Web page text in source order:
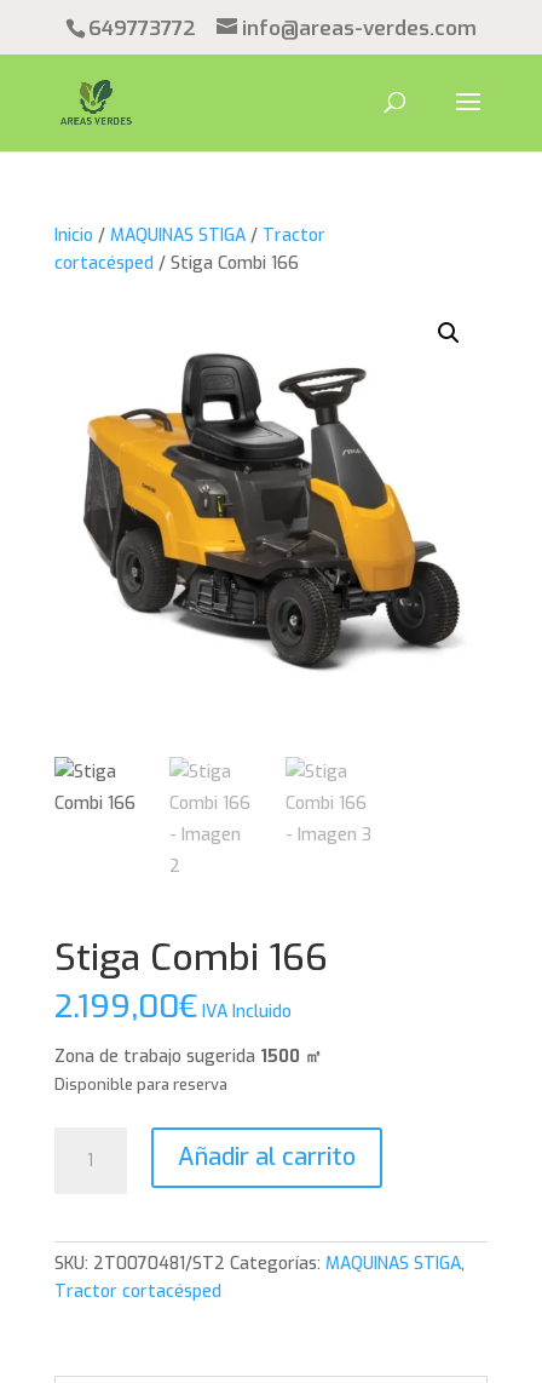
649773772 info@areas-verdes.com
Inicio / MAQUINAS STIGA/ Tractor
cortacésped / Stiga Combi 166
Stiga Combi 166
2.199,00€ IVA Incluido
Zona de trabajo sugerida 1500 ㎡
Disponible para reserva
Combi
Añadir al carrito
SKU: 2T0070481/ST2 Categorías: MAQUINAS STIGA,
Tractor cortacésped